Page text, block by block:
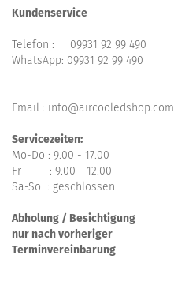
Kundenservice
Telefon : 09931 92 99 490
WhatsApp: 09931 92 99 490
Email : info@aircooledshop.com
Servicezeiten:
Mo-Do : 9.00 - 17.00
Fr : 9.00 - 12.00
Sa-So : geschlossen
Abholung / Besichtigung
nur nach vorheriger
Terminvereinbarung